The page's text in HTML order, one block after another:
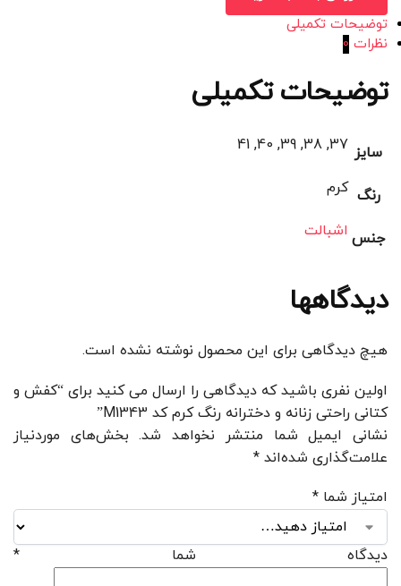
توضیحات تکمیلی
نظرات 0
توضیحات تکمیلی
سایز 37, 38, 39, 40, 41
رنگ کرم
جنس اشبالت
دیدگاهها
هیچ دیدگاهی برای این محصول نوشته نشده است.
اولین نفری باشید که دیدگاهی را ارسال می کنید برای “کفش و
کتانی راحتی زنانه و دخترانه رنگ کرم کد M1343”
نشانی ایمیل شما منتشر نخواهد شد. بخش‌های موردنیاز
علامت‌گذاری شده‌اند *
امتیاز شما *
دیدگاه شما *